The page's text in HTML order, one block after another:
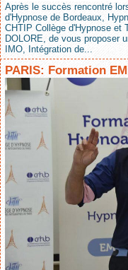
Après le succès rencontré
d'Hypnose de Bordeaux,
CHTIP Collège d'Hypnose et
DOLORE, de vous proposer
IMO, Intégration de...
PARIS: Formation